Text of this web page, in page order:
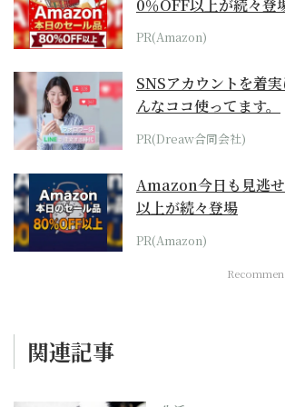
0％OFF以上が続々
本気が...
PR(Amazon)
SNSアカウントを着
んなココ使ってます。
PR(Dreaw合同会社)
Amazon今日も見逃
以上が続々登場
PR(Amazon)
関連記事